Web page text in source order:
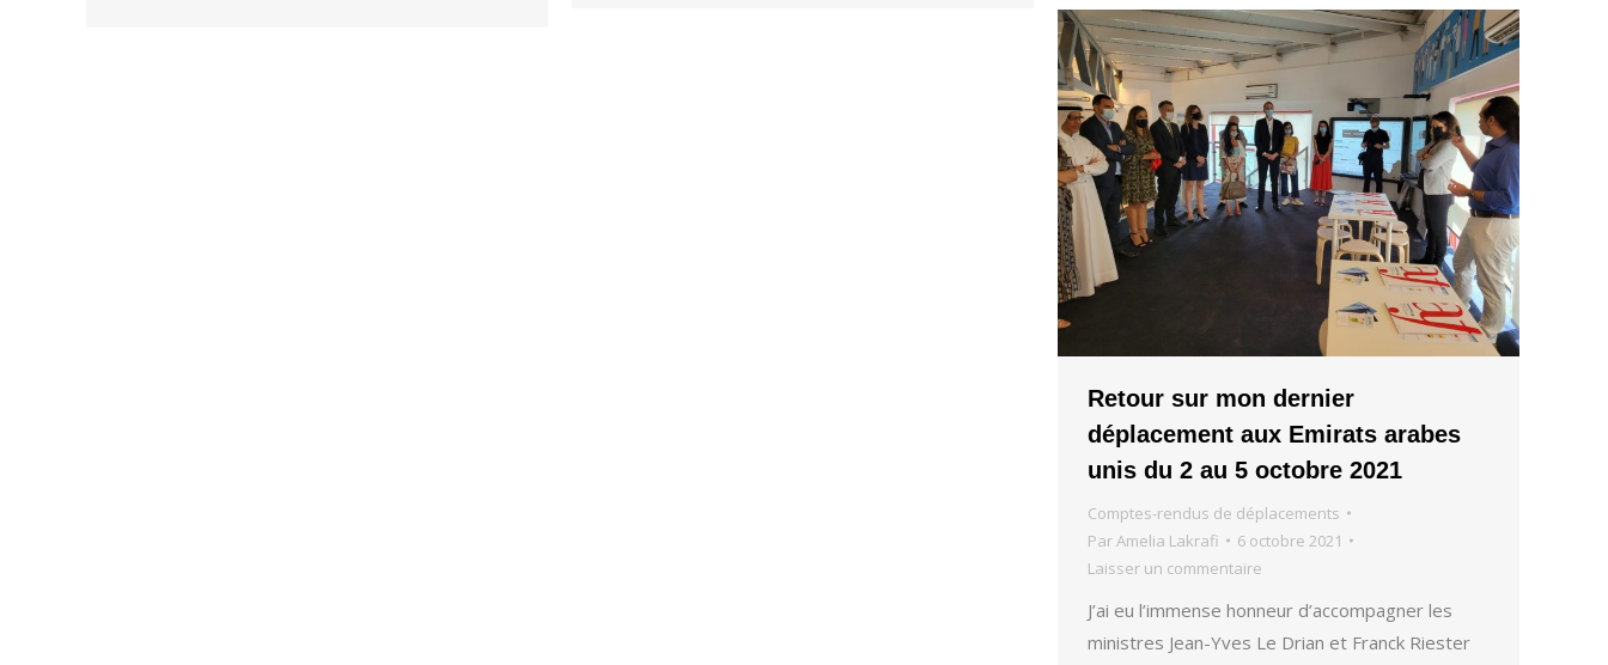
Retour sur mon dernier
déplacement aux Emirats arabes
unis du 2 au 5 octobre 2021
Comptes-rendus de déplacements
ParAmelia Lakrafi
6 octobre 2021
Laisser un commentaire
J’ai eu l’immense honneur d’accompagner les
ministres Jean-Yves Le Drian et Franck Riester